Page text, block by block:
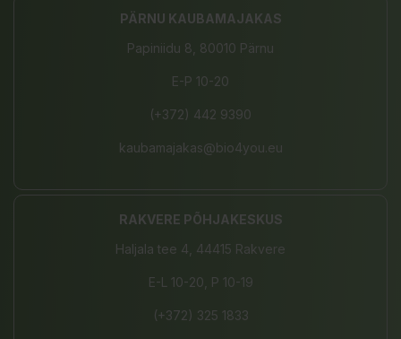
PÄRNU KAUBAMAJAKAS
Papiniidu 8, 80010 Pärnu
E-P 10-20
(+372) 442 9390
kaubamajakas@bio4you.eu
RAKVERE PÕHJAKESKUS
Haljala tee 4, 44415 Rakvere
E-L 10-20, P 10-19
(+372) 325 1833